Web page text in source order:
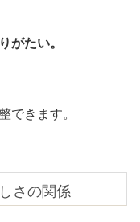
がたい。
できます。
さの関係